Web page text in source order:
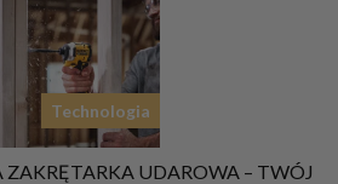
Technologia
UDAROWA – TWÓJ